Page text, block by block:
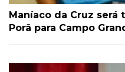
Maníaco da Cruz
Porã para Campo